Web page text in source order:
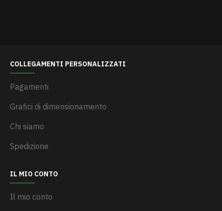
COLLEGAMENTI PERSONALIZZATI
Pagamenti
Grafici di dimensionamento
Chi siamo
Spedizione
IL MIO CONTO
Il mio conto